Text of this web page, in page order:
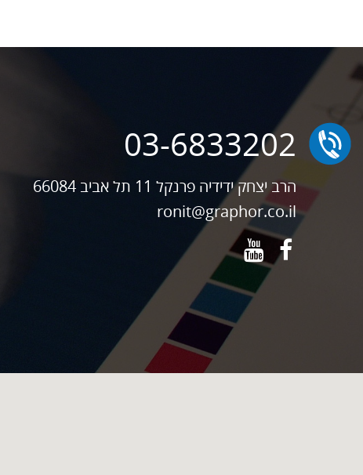
03-6833202
הרב יצחק ידידיה פרנקל 11 תל אביב 66084
ronit@graphor.co.il